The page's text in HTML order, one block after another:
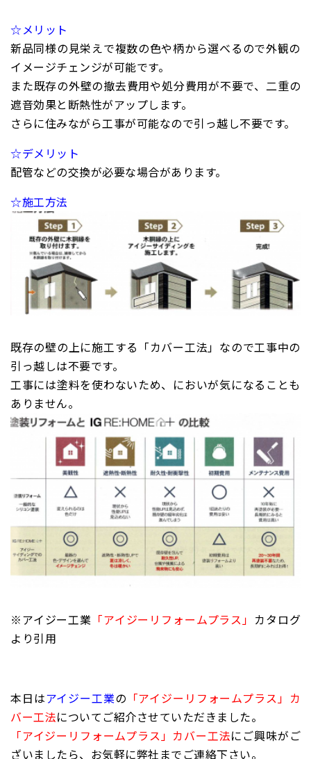
☆メリット
新品同様の見栄えで複数の色や柄から選べるので外観の
イメージチェンジが可能です。
また既存の外壁の撤去費用や処分費用が不要で、二重の
遮音効果と断熱性がアップします。
さらに住みながら工事が可能なので引っ越し不要です。
☆デメリット
配管などの交換が必要な場合があります。
☆施工方法
既存の壁の上に施工する「カバー工法」なので工事中の
引っ越しは不要です。
工事には塗料を使わないため、においが気になることも
ありません。
※アイジー工業 「アイジーリフォームプラス」 カタログ
より引用
本日はアイジー工業の 「アイジーリフォームプラス」カ
バー工法についてご紹介させていただきました。
「アイジーリフォームプラス」カバー工法にご興味がご
ざいましたら、お気軽に弊社までご連絡下さい。